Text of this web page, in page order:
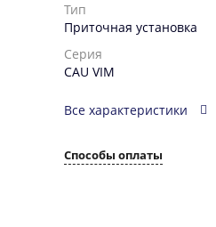
Тип
Приточная установка
Серия
CAU VIM
Все характеристики
Способы оплаты